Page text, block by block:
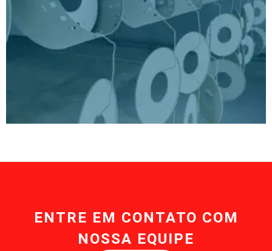
ENTRE EM CONTATO COM
NOSSA EQUIPE